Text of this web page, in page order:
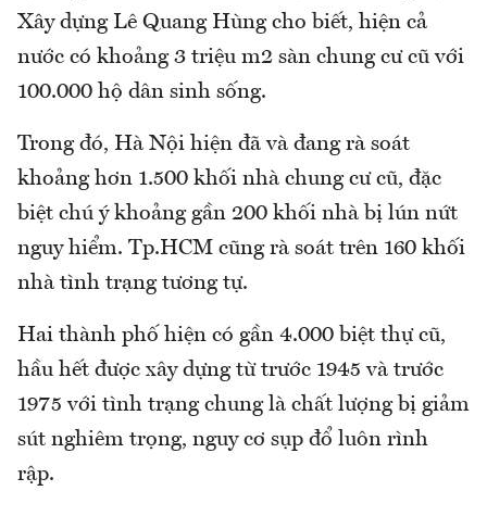
Xây dựng Lê Quang Hùng cho biết, hiện cả
nước có khoảng 3 triệu m2 sàn chung cư cũ với
100.000 hộ dân sinh sống.
Trong đó, Hà Nội hiện đã và đang rà soát
khoảng hơn 1.500 khối nhà chung cư cũ, đặc
biệt chú ý khoảng gần 200 khối nhà bị lún nứt
nguy hiểm. Tp.HCM cũng rà soát trên 160 khối
nhà tình trạng tương tự.
Hai thành phố hiện có gần 4.000 biệt thự cũ,
hầu hết được xây dựng từ trước 1945 và trước
1975 với tình trạng chung là chất lượng bị giảm
sút nghiêm trọng, nguy cơ sụp đổ luôn rình
rập.